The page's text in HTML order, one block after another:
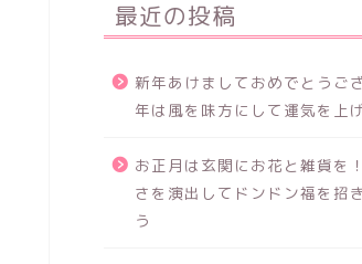
最近の投稿
新年あけましておめでとうご
年は風を味方にして運気を上
お正月は玄関にお花と雑貨を
さを演出してドンドン福を招
う